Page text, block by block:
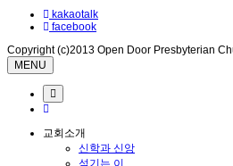
kakaotalk
facebook
Copyright (c)2013 Open Door Presbyterian
MENU
교회소개
신학과 신앙
섬기는 이